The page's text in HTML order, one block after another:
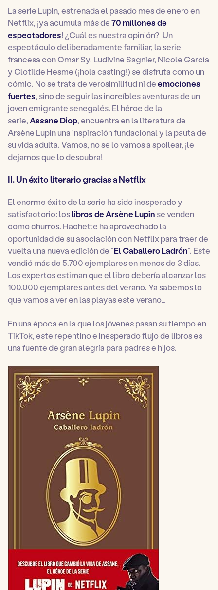
La serie Lupin, estrenada el pasado mes de enero en
Netflix, ¡ya acumula más de70 millones de
espectadores! ¿Cuál es nuestra opinión? Un
espectáculo deliberadamente familiar, la serie
francesa con Omar Sy, Ludivine Sagnier, Nicole García
y Clotilde Hesme (¡hola casting!) se disfruta como un
cómic. No se trata de verosimilitud ni deemociones
fuertes, sino de seguir las increíbles aventuras de un
joven emigrante senegalés. El héroe de la
serie,Assane Diop, encuentra en la literatura de
Arsène Lupin una inspiración fundacional y la pauta de
su vida adulta. Vamos, no se lo vamos a spoilear, ¡le
dejamos que lo descubra!
II. Un éxito literario gracias a Netflix
El enorme éxito de la serie ha sido inesperado y
satisfactorio: loslibros de Arsène Lupinse venden
como churros. Hachette ha aprovechado la
oportunidad de su asociación con Netflix para traer de
vuelta una nueva edición de “El Caballero Ladrón“. Este
vendió más de 5.700 ejemplares en menos de 3 días.
Los expertos estiman que el libro debería alcanzar los
100.000 ejemplares antes del verano. Ya sabemos lo
que vamos a ver en las playas este verano…
En una época en la que los jóvenes pasan su tiempo en
TikTok, este repentino e inesperado flujo de libros es
una fuente de gran alegría para padres e hijos.